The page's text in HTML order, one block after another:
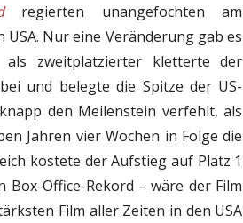
regierten unangefochten am
Nur eine Veränderung gab es
als zweitplatzierter kletterte der
und belegte die Spitze der US-
den Meilenstein verfehlt, als
Jahren vier Wochen in Folge die
kostete der Aufstieg auf Platz 1
Office-Rekord – wäre der Film
Film aller Zeiten in den USA